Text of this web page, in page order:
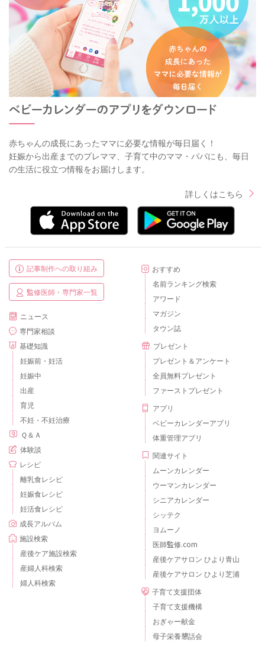
赤ちゃんの成長にあったママに必要な情報が毎日届く！
妊娠から出産までのプレママ、子育て中のママ・パパにも、毎日
の生活に役立つ情報をお届けします。
詳しくはこちら
記事制作への取り組み
監修医師・専門家一覧
ニュース
専門家相談
基礎知識
妊娠前・妊活
妊娠中
出産
育児
不妊・不妊治療
Ｑ＆Ａ
体験談
レシピ
離乳食レシピ
妊娠食レシピ
妊活食レシピ
成長アルバム
施設検索
産後ケア施設検索
産婦人科検索
婦人科検索
おすすめ
名前ランキング検索
アワード
マガジン
タウン誌
プレゼント
プレゼント＆アンケート
全員無料プレゼント
ファーストプレゼント
アプリ
ベビーカレンダーアプリ
体重管理アプリ
関連サイト
ムーンカレンダー
ウーマンカレンダー
シニアカレンダー
シッテク
ヨムーノ
医師監修.com
産後ケアサロン ひより青山
産後ケアサロン ひより芝浦
子育て支援団体
子育て支援機構
おぎゃー献金
母子栄養懇話会